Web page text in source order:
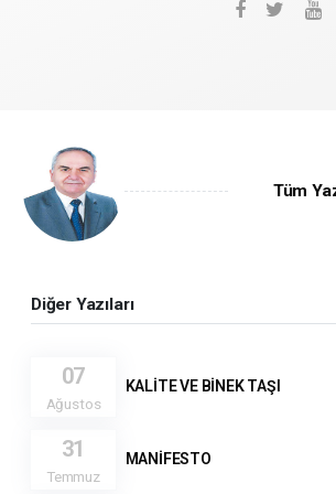
Tüm
Diğer Yazıları
07
Ağustos
KALİTE VE BİNEK TAŞI
31
Temmuz
MANİFESTO